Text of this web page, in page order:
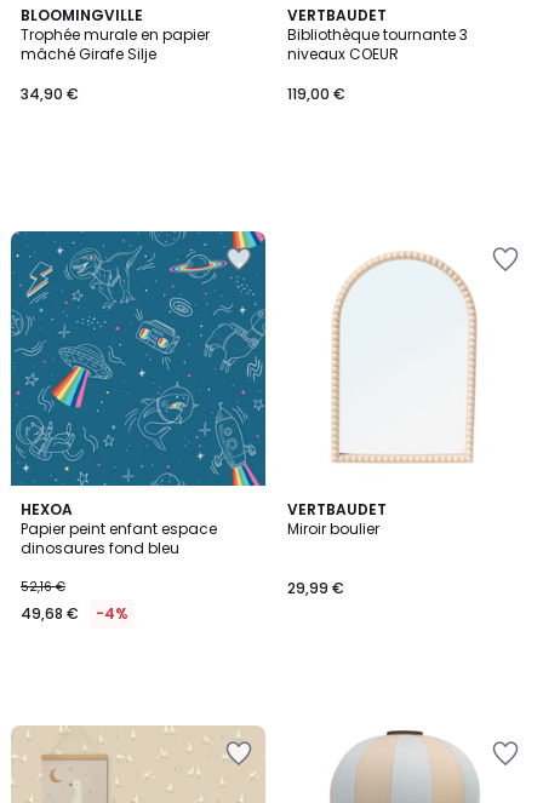
BLOOMINGVILLE
Trophée murale en papier
mâché Girafe Silje
34,90 €
VERTBAUDET
Bibliothèque tournante 3
niveaux COEUR
119,00 €
HEXOA
Papier peint enfant espace
dinosaures fond bleu
52,16 €
49,68 € -4%
VERTBAUDET
Miroir boulier
29,99 €